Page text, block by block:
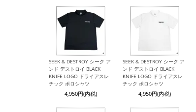
SEEK & DESTROY シーク ア
ンド デストロイ BLACK
KNIFE LOGO ドライアスレ
チック ポロシャツ
4,950円(内税)
SEEK & DESTROY シーク ア
ンド デストロイ BLACK
KNIFE LOGO ドライアスレ
チック ポロシャツ
4,950円(内税)